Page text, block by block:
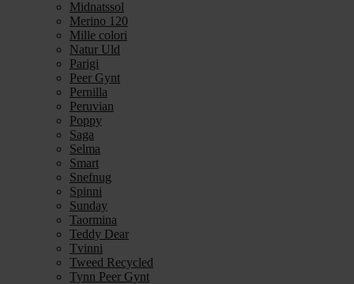
Midnatssol
Merino 120
Mille colori
Natur Uld
Parigi
Peer Gynt
Pernilla
Peruvian
Poppy
Saga
Selma
Smart
Snefnug
Spinni
Sunday
Taormina
Teddy Dear
Tvinni
Tweed Recycled
Tynn Peer Gynt